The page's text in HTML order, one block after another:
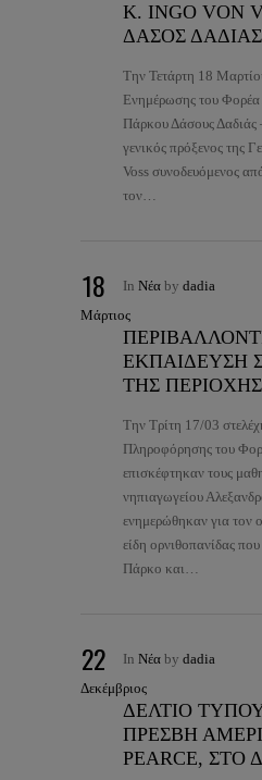
Κ. INGO VON
ΔΑΣΟΣ ΔΑΔΙΑΣ
Την Τετάρτη 18
Ενημέρωσης του Φορέα
Πάρκου Δάσους Δαδιάς
γενικός πρόξενος της
Voss συνοδευόμενος
τον…
18
Μάρτιος
In Νέα by dadia
ΕΚΠΑΙΔΕΥΣΗ
ΤΗΣ ΠΕΡΙΟΧΗΣ
Την Τρίτη 17/03
Πληροφόρησης του
επισκέφτηκαν τους
νηπιαγωγείου
ενημερώθηκαν για τον
είδη ορνιθοπανίδας
Πάρκο και…
22
Δεκέμβριος
In Νέα by dadia
ΔΕΛΤΙΟ
ΠΡΕΣΒΗ
PEARCE, ΣΤΟ